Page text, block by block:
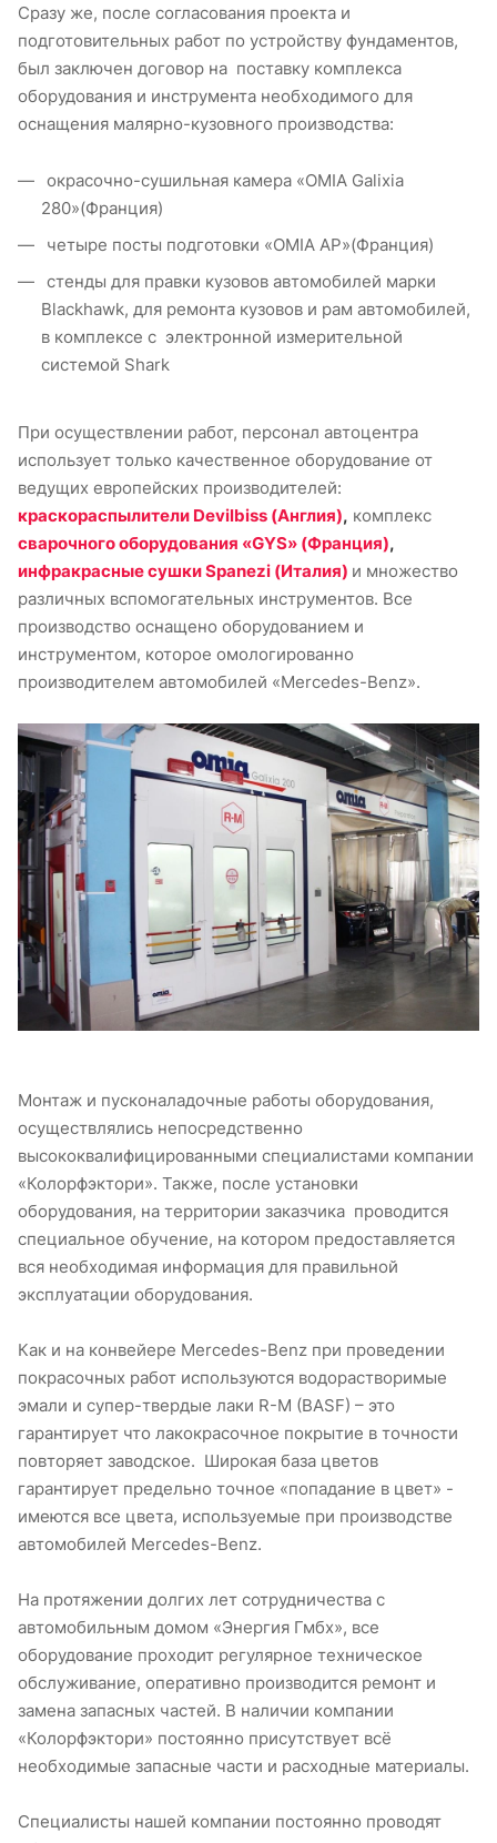
Сразу же, после согласования проекта и
подготовительных работ по устройству фундаментов,
был заключен договор на поставку комплекса
оборудования и инструмента необходимого для
оснащения малярно-кузовного производства:
окрасочно-сушильная камера «OMIA Galixia
280»(Франция)
четыре посты подготовки «OMIA AP»(Франция)
стенды для правки кузовов автомобилей марки
Blackhawk, для ремонта кузовов и рам автомобилей,
в комплексе с электронной измерительной
системой Shark
При осуществлении работ, персонал автоцентра
использует только качественное оборудование от
ведущих европейских производителей:
краскораспылители Devilbiss (Англия), комплекс
сварочного оборудования «GYS» (Франция),
инфракрасные сушки Spanezi (Италия) и множество
различных вспомогательных инструментов. Все
производство оснащено оборудованием и
инструментом, которое омологированно
производителем автомобилей «Mercedes-Benz».
Монтаж и пусконаладочные работы оборудования,
осуществлялись непосредственно
высококвалифицированными специалистами компании
«Колорфэктори». Также, после установки
оборудования, на территории заказчика проводится
специальное обучение, на котором предоставляется
вся необходимая информация для правильной
эксплуатации оборудования.
Как и на конвейере Mercedes-Benz при проведении
покрасочных работ используются водорастворимые
эмали и супер-твердые лаки R-M (BASF) – это
гарантирует что лакокрасочное покрытие в точности
повторяет заводское. Широкая база цветов
гарантирует предельно точное «попадание в цвет» -
имеются все цвета, используемые при производстве
автомобилей Mercedes-Benz.
На протяжении долгих лет сотрудничества с
автомобильным домом «Энергия Гмбх», все
оборудование проходит регулярное техническое
обслуживание, оперативно производится ремонт и
замена запасных частей. В наличии компании
«Колорфэктори» постоянно присутствует всё
необходимые запасные части и расходные материалы.
Специалисты нашей компании постоянно проводят